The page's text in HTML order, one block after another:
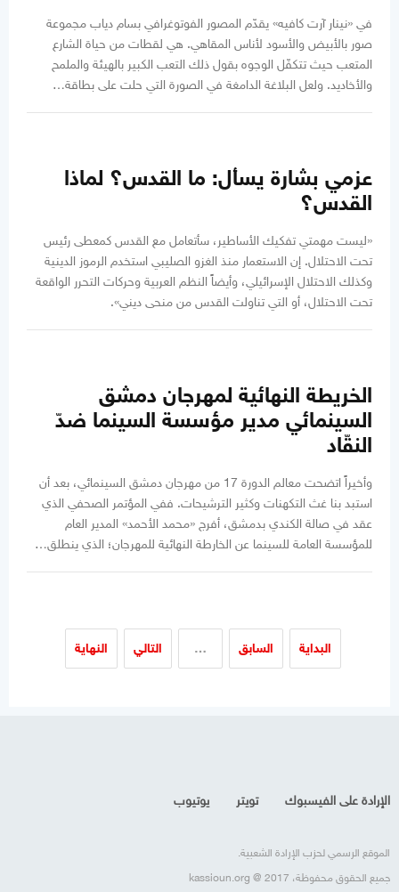
في «نينار آرت كافيه» يقدّم المصور الفوتوغرافي بسام دياب مجموعة
صور بالأبيض والأسود لأناس المقاهي. هي لقطات من حياة الشارع
المتعب حيث تتكفّل الوجوه بقول ذلك التعب الكبير بالهيئة والملمح
والأخاديد. ولعل البلاغة الدامغة في الصورة التي حلت على بطاقة…
عزمي بشارة يسأل: ما القدس؟ لماذا
القدس؟
«ليست مهمتي تفكيك الأساطير، سأتعامل مع القدس كمعطى رئيس
تحت الاحتلال. إن الاستعمار منذ الغزو الصليبي استخدم الرموز الدينية
وكذلك الاحتلال الإسرائيلي، وأيضاً النظم العربية وحركات التحرر الواقعة
تحت الاحتلال، أو التي تناولت القدس من منحى ديني».
الخريطة النهائية لمهرجان دمشق
السينمائي مدير مؤسسة السينما ضدّ
النقّاد
وأخيراً اتضحت معالم الدورة 17 من مهرجان دمشق السينمائي، بعد أن
استبد بنا غث التكهنات وكثير الترشيحات. ففي المؤتمر الصحفي الذي
عقد في صالة الكندي بدمشق، أفرج «محمد الأحمد» المدير العام
للمؤسسة العامة للسينما عن الخارطة النهائية للمهرجان؛ الذي ينطلق…
البداية السابق … التالي النهاية
الإرادة على الفيسبوك تويتر يوتيوب
الموقع الرسمي لحزب الإرادة الشعبية.
جميع الحقوق محفوظة، kassioun.org @ 2017